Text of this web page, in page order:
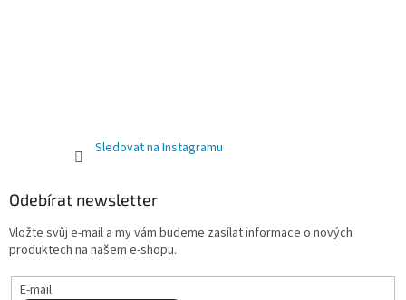
Sledovat na Instagramu
Odebírat newsletter
Vložte svůj e-mail a my vám budeme zasílat informace o nových
produktech na našem e-shopu.
E-mail